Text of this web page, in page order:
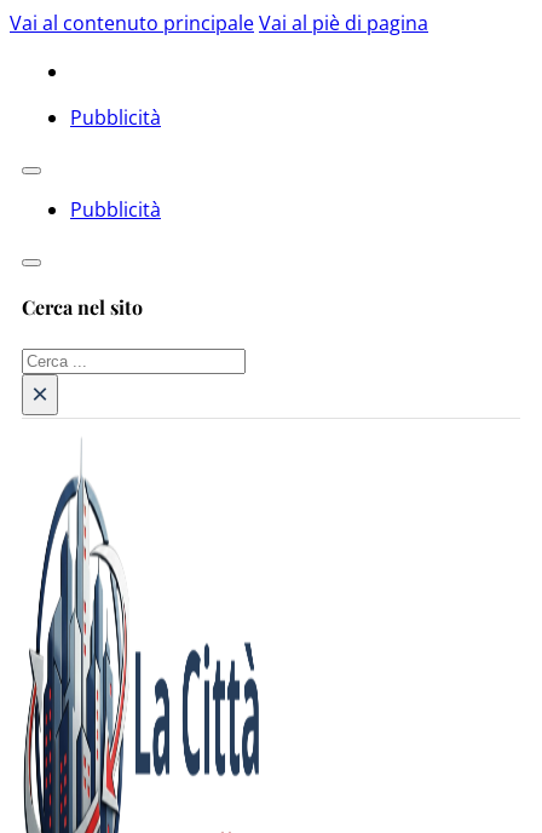
Vai al contenuto principaleVai al piè di pagina
Pubblicità
Pubblicità
Cerca nel sito
Cerca
×